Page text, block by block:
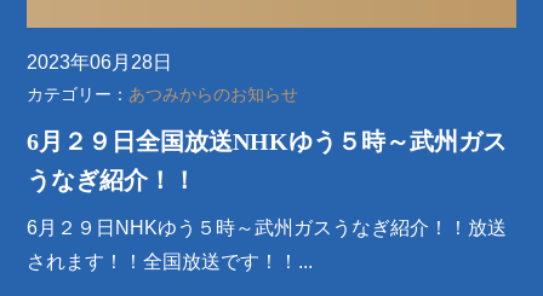
2023年06月28日
カテゴリー： あつみからのお知らせ
6月２９日全国放送NHKゆう５時～武州ガス
うなぎ紹介！！
6月２９日NHKゆう５時～武州ガスうなぎ紹介！！放送
されます！！全国放送です！！...